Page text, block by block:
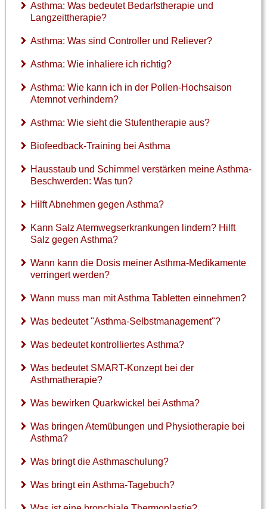
Asthma: Was bedeutet Bedarfstherapie und
Langzeittherapie?
Asthma: Was sind Controller und Reliever?
Asthma: Wie inhaliere ich richtig?
Asthma: Wie kann ich in der Pollen-Hochsaison
Atemnot verhindern?
Asthma: Wie sieht die Stufentherapie aus?
Biofeedback-Training bei Asthma
Hausstaub und Schimmel verstärken meine Asthma-
Beschwerden: Was tun?
Hilft Abnehmen gegen Asthma?
Kann Salz Atemwegserkrankungen lindern? Hilft
Salz gegen Asthma?
Wann kann die Dosis meiner Asthma-Medikamente
verringert werden?
Wann muss man mit Asthma Tabletten einnehmen?
Was bedeutet "Asthma-Selbstmanagement"?
Was bedeutet kontrolliertes Asthma?
Was bedeutet SMART-Konzept bei der
Asthmatherapie?
Was bewirken Quarkwickel bei Asthma?
Was bringen Atemübungen und Physiotherapie bei
Asthma?
Was bringt die Asthmaschulung?
Was bringt ein Asthma-Tagebuch?